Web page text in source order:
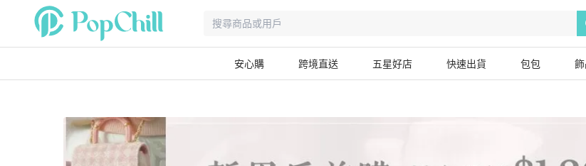
安心購 跨境直送 五星好店 快速出貨 包包